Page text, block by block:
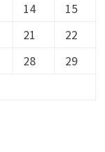
14
15
21
22
28
29